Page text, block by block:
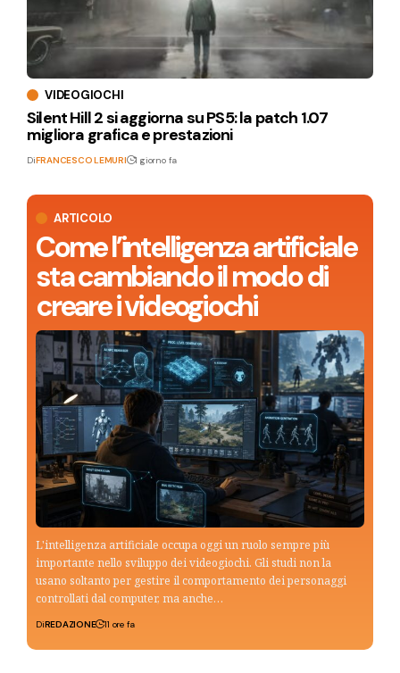
ARTICOLO
Come l’intelligenza artificiale
sta cambiando il modo di
creare i videogiochi
L'intelligenza artificiale occupa oggi un ruolo sempre più
importante nello sviluppo dei videogiochi. Gli studi non la
usano soltanto per gestire il comportamento dei personaggi
controllati dal computer, ma anche…
DiREDAZIONE 11 ore fa
VIDEOGIOCHI
Silent Hill 2 si aggiorna su PS5: la patch 1.07
migliora grafica e prestazioni
DiFRANCESCO LEMURI 1 giorno fa